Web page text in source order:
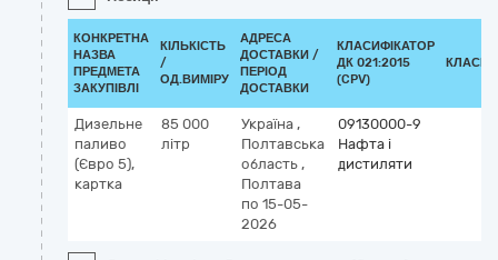
КОНКРЕТНА
НАЗВА
ПРЕДМЕТА
ЗАКУПІВЛІ
КІЛЬКІСТЬ
/
ОД.ВИМІРУ
АДРЕСА
ДОСТАВКИ /
ПЕРІОД
ДОСТАВКИ
КЛАСИФІКАТОР
ДК 021:2015
(CPV)
Дизельне
паливо
(Євро 5),
картка
85 000
літр
Україна ,
Полтавська
область ,
Полтава
по 15-05-
2026
09130000-9
Нафта і
дистиляти